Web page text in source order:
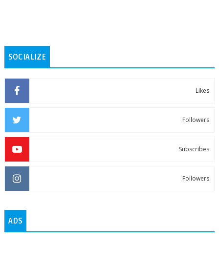
SOCIALIZE
Likes
Followers
Subscribes
Followers
ADS